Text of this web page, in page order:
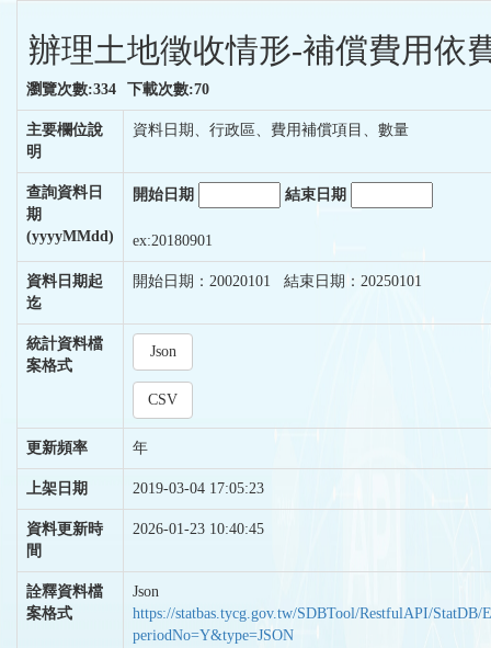
辦理土地徵收情形-補償費用依
瀏覽次數:334 下載次數:70
主要欄位說
明
資料日期、行政區、費用補償項目、數量
查詢資料日
期
(yyyyMMdd)
開始日期 結束日期
ex:20180901
資料日期起
迄
開始日期：20020101 結束日期：20250101
統計資料檔
案格式
Json
CSV
更新頻率 年
上架日期 2019-03-04 17:05:23
資料更新時
間
2026-01-23 10:40:45
詮釋資料檔
案格式
Json
https://statbas.tycg.gov.tw/SDBTool/RestfulAPI/StatDB/
periodNo=Y&type=JSON